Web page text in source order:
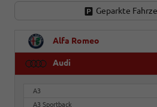
Geparkte
Alfa Romeo
Audi
A3
A3 Sportback